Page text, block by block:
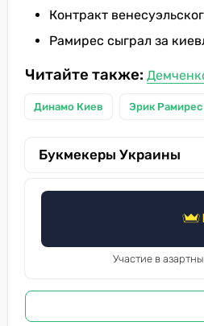
Контракт
Рамирес сыграл за
Читайте также:
Динамо Киев Эрик Рамирес
Букмекеры Украины
Участие в